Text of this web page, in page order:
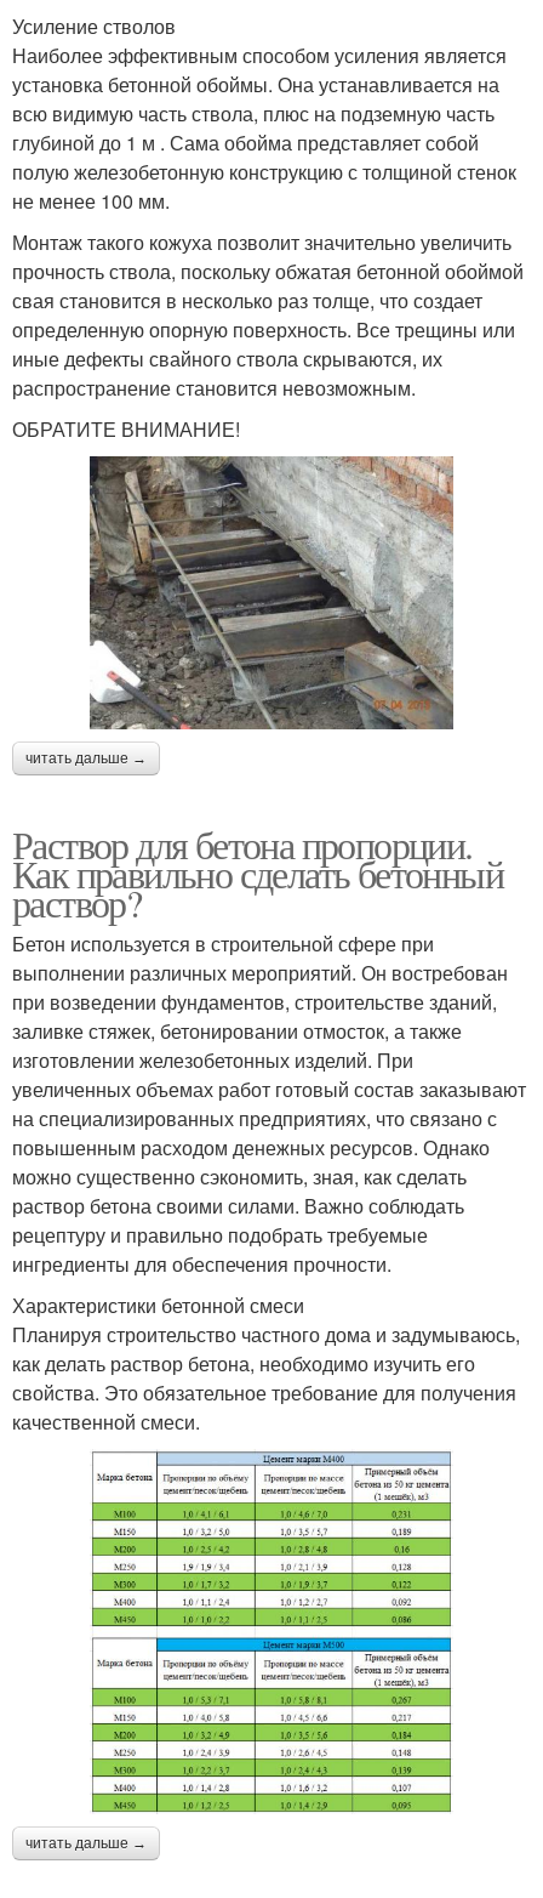
Усиление стволов
Наиболее эффективным способом усиления является
установка бетонной обоймы. Она устанавливается на
всю видимую часть ствола, плюс на подземную часть
глубиной до 1 м . Сама обойма представляет собой
полую железобетонную конструкцию с толщиной стенок
не менее 100 мм.
Монтаж такого кожуха позволит значительно увеличить
прочность ствола, поскольку обжатая бетонной обоймой
свая становится в несколько раз толще, что создает
определенную опорную поверхность. Все трещины или
иные дефекты свайного ствола скрываются, их
распространение становится невозможным.
ОБРАТИТЕ ВНИМАНИЕ!
читать дальше →
Раствор для бетона пропорции.
Как правильно сделать бетонный
раствор?
Бетон используется в строительной сфере при
выполнении различных мероприятий. Он востребован
при возведении фундаментов, строительстве зданий,
заливке стяжек, бетонировании отмосток, а также
изготовлении железобетонных изделий. При
увеличенных объемах работ готовый состав заказывают
на специализированных предприятиях, что связано с
повышенным расходом денежных ресурсов. Однако
можно существенно сэкономить, зная, как сделать
раствор бетона своими силами. Важно соблюдать
рецептуру и правильно подобрать требуемые
ингредиенты для обеспечения прочности.
Характеристики бетонной смеси
Планируя строительство частного дома и задумываюсь,
как делать раствор бетона, необходимо изучить его
свойства. Это обязательное требование для получения
качественной смеси.
читать дальше →